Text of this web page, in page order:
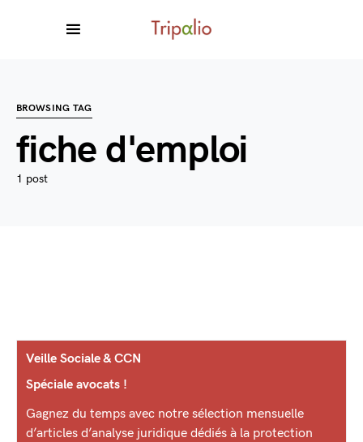
BROWSING TAG
fiche d'emploi
1 post
Veille Sociale & CCN
Spéciale avocats !
Gagnez du temps avec notre sélection mensuelle
d’articles d’analyse juridique dédiés à la protection